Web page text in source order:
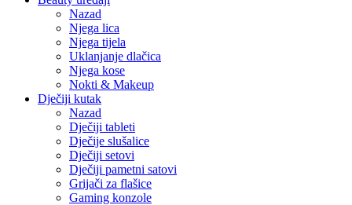
Nazad
Njega lica
Njega tijela
Uklanjanje dlačica
Njega kose
Nokti & Makeup
Dječiji kutak
Nazad
Dječiji tableti
Dječije slušalice
Dječiji setovi
Dječiji pametni satovi
Grijači za flašice
Gaming konzole